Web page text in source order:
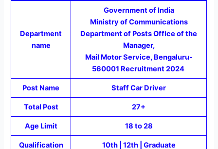
Department
name
Government of India
Ministry of Communications
Department of Posts Office of the
Manager,
Mail Motor Service, Bengaluru-
560001 Recruitment 2024
Post Name Staff Car Driver
Total Post 27+
Age Limit 18 to 28
Qualification 10th | 12th | Graduate